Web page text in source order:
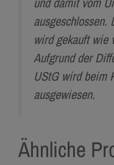
ausgeschlossen.
wird gekauft wie
Aufgrund der
UStG wird beim
ausgewiesen.
Ähnliche